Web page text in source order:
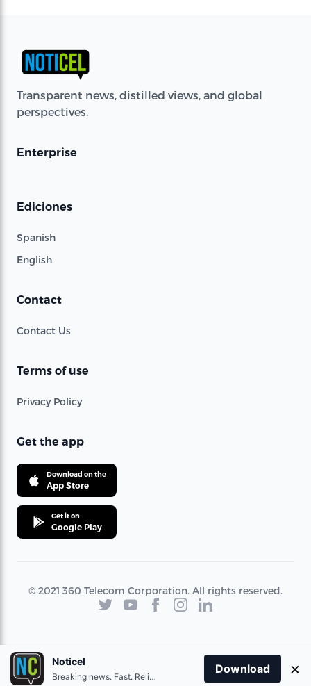
Transparent news, distilled views, and global
perspectives.
Enterprise
Ediciones
Spanish
English
Contact
Contact Us
Terms of use
Privacy Policy
Get the app
Download on the
App Store
Get it on
Google Play
© 2021 360 Telecom Corporation. All rights reserved.
Noticel
Breaking news. Fast. Reliable.
Download ×